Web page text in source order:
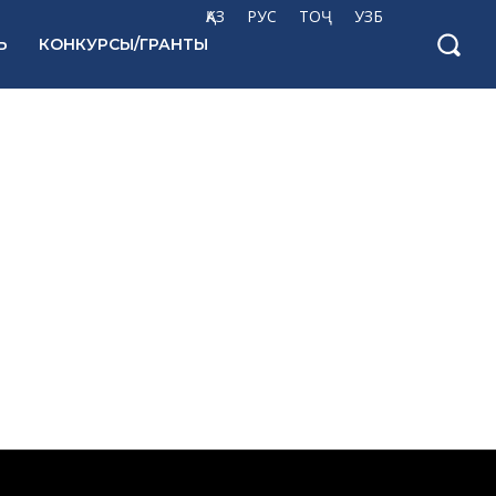
ҚАЗ РУС ТОҶ УЗБ
КОНКУРСЫ/ГРАНТЫ